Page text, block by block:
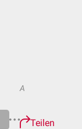
A
Teilen